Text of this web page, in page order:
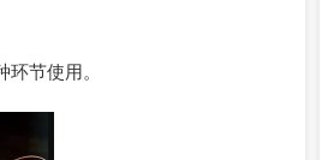
节使用。